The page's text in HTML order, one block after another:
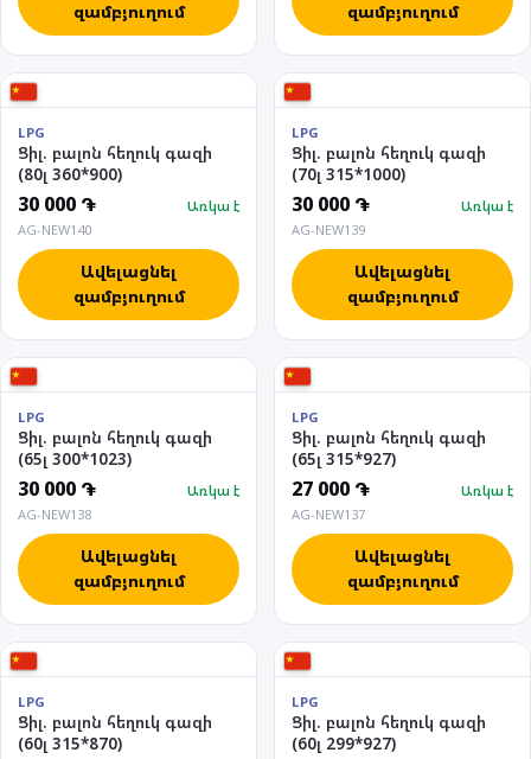
զամբյուղում
զամբյուղում
LPG
Ցիլ. բալոն հեղուկ գազի
(80լ 360*900)
30 000 ֏
Առկա է
AG-NEW140
Ավելացնել
զամբյուղում
LPG
Ցիլ. բալոն հեղուկ գազի
(70լ 315*1000)
30 000 ֏
Առկա է
AG-NEW139
Ավելացնել
զամբյուղում
LPG
Ցիլ. բալոն հեղուկ գազի
(65լ 300*1023)
30 000 ֏
Առկա է
AG-NEW138
Ավելացնել
զամբյուղում
LPG
Ցիլ. բալոն հեղուկ գազի
(65լ 315*927)
27 000 ֏
Առկա է
AG-NEW137
Ավելացնել
զամբյուղում
LPG
Ցիլ. բալոն հեղուկ գազի
(60լ 315*870)
LPG
Ցիլ. բալոն հեղուկ գազի
(60լ 299*927)